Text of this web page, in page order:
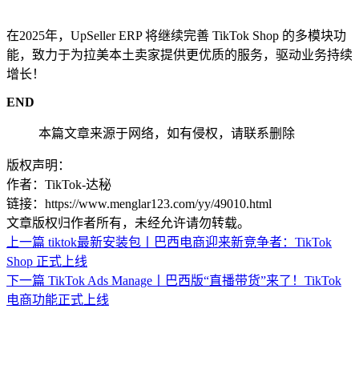
在2025年，UpSeller ERP 将继续完善 TikTok Shop 的多模块功
能，致力于为拉美本土卖家提供更优质的服务，驱动业务持续
增长！
END
本篇文章来源于网络，如有侵权，请联系删除
版权声明：
作者：TikTok-达秘
链接：https://www.menglar123.com/yy/49010.html
文章版权归作者所有，未经允许请勿转载。
上一篇 tiktok最新安装包丨巴西电商迎来新竞争者：TikTok
Shop 正式上线
下一篇 TikTok Ads Manage丨巴西版“直播带货”来了！TikTok
电商功能正式上线